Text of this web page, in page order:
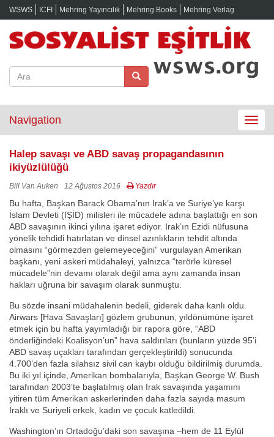
WSWS ICFI Mehring Yayıncılık Mehring Books Mehring Verlag
Toggle
Navigation
Halep savaşı ve ABD savaş propagandasının
ikiyüzlülüğü
Bill Van Auken 12 Ağustos 2016 Yazdır
Bu hafta, Başkan Barack Obama’nın Irak’a ve Suriye’ye karşı
İslam Devleti (IŞİD) milisleri ile mücadele adına başlattığı en son
ABD savaşının ikinci yılına işaret ediyor. Irak’ın Ezidi nüfusuna
yönelik tehdidi hatırlatan ve dinsel azınlıkların tehdit altında
olmasını “görmezden gelemeyeceğini” vurgulayan Amerikan
başkanı, yeni askeri müdahaleyi, yalnızca “terörle küresel
mücadele”nin devamı olarak değil ama aynı zamanda insan
hakları uğruna bir savaşım olarak sunmuştu.
Bu sözde insani müdahalenin bedeli, giderek daha kanlı oldu.
Airwars [Hava Savaşları] gözlem grubunun, yıldönümüne işaret
etmek için bu hafta yayımladığı bir rapora göre, “ABD
önderliğindeki Koalisyon’un” hava saldırıları (bunların yüzde 95’i
ABD savaş uçakları tarafından gerçekleştirildi) sonucunda
4.700’den fazla silahsız sivil can kaybı olduğu bildirilmiş durumda.
Bu iki yıl içinde, Amerikan bombalarıyla, Başkan George W. Bush
tarafından 2003’te başlatılmış olan Irak savaşında yaşamını
yitiren tüm Amerikan askerlerinden daha fazla sayıda masum
Iraklı ve Suriyeli erkek, kadın ve çocuk katledildi.
Washington’ın Ortadoğu’daki son savaşına –hem de 11 Eylül